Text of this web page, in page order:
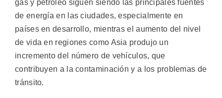
gas y petróleo siguen siendo las principales fuentes
de energía en las ciudades, especialmente en
países en desarrollo, mientras el aumento del nivel
de vida en regiones como Asia produjo un
incremento del número de vehículos, que
contribuyen a la contaminación y a los problemas de
tránsito.